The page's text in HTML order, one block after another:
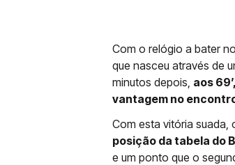
Com o relógio a bater
que nasceu através de
minutos depois, aos
vantagem no
Com esta vitória suada,
posição da tabela do
e um ponto que o